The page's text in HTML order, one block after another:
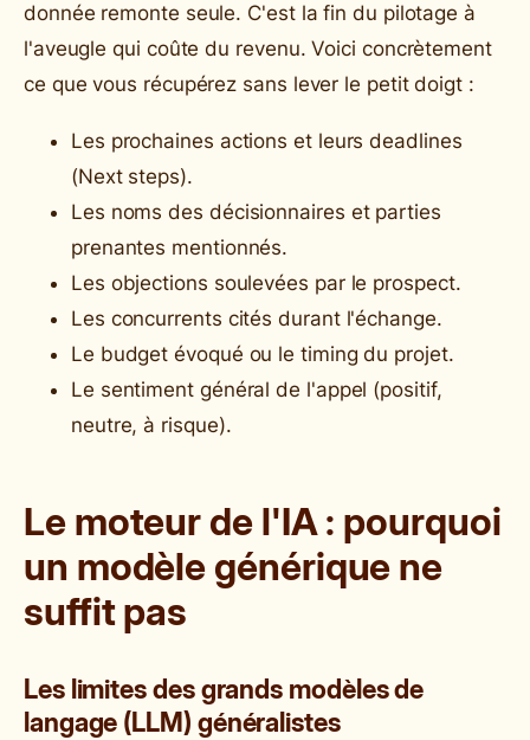
donnée remonte seule. C'est la fin du pilotage à
l'aveugle qui coûte du revenu. Voici concrètement
ce que vous récupérez sans lever le petit doigt :
Les prochaines actions et leurs deadlines
(Next steps).
Les noms des décisionnaires et parties
prenantes mentionnés.
Les objections soulevées par le prospect.
Les concurrents cités durant l'échange.
Le budget évoqué ou le timing du projet.
Le sentiment général de l'appel (positif,
neutre, à risque).
Le moteur de l'IA : pourquoi
un modèle générique ne
suffit pas
Les limites des grands modèles de
langage (LLM) généralistes